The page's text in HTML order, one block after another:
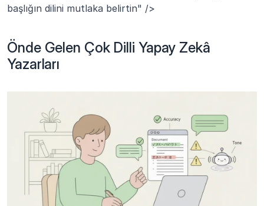
başlığın dilini mutlaka belirtin" />
Önde Gelen Çok Dilli Yapay Zekâ
Yazarları